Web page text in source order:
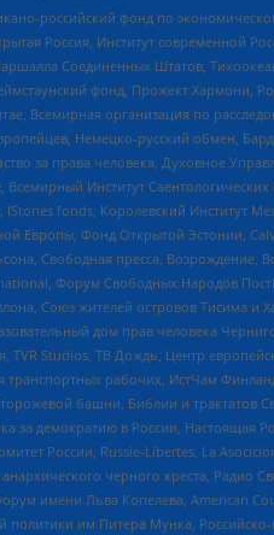
российский фонд по
Россия, Институт современной
Соединенных Штатов,
фонд, Прожект Хармони,
Всемирная организация по
Немецко-русский обмен,
права человека, Духовное
Институт
fonds, Королевский
Европы, Фонд Открытой Эстонии,
Свободная пресса, Возрождение,
Форум Свободных Народов
Союз жителей островов Тисима
дом прав человека
Studios, ТВ Дождь, Центр
рабочих, ИстЧам
башни, Библии и трактатов
демократию в России, Настоящая
России, Russie-Libertes, La
черного креста, Радио
имени Льва Копелева, American
им Питера Мунка,